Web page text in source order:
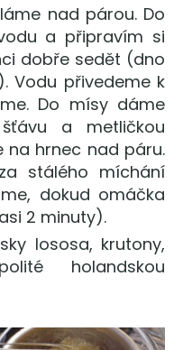
nad párou. Do
a připravím si
dobře sedět (dno
Vodu přivedeme k
Do mísy dáme
a metličkou
na hrnec nad páru.
stálého míchání
dokud omáčka
2 minuty).
lososa, krutony,
holandskou